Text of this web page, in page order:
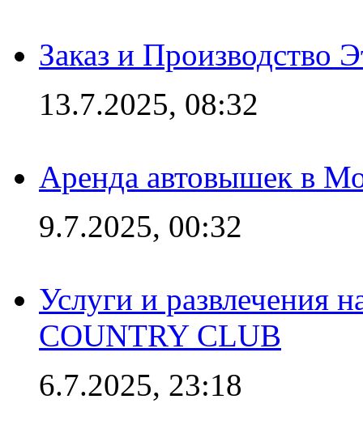
Заказ и Производство
13.7.2025, 08:32
Аренда автовышек в
9.7.2025, 00:32
Услуги и развлечения
COUNTRY CLUB
6.7.2025, 23:18